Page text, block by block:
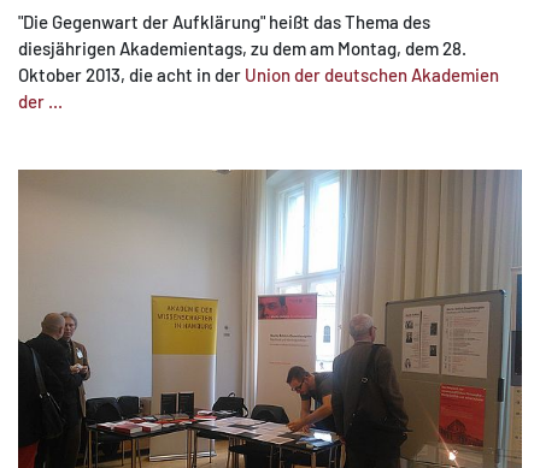
"Die Gegenwart der Aufklärung" heißt das Thema des
diesjährigen Akademientags, zu dem am Montag, dem 28.
Oktober 2013, die acht in der Union der deutschen Akademien
der ...